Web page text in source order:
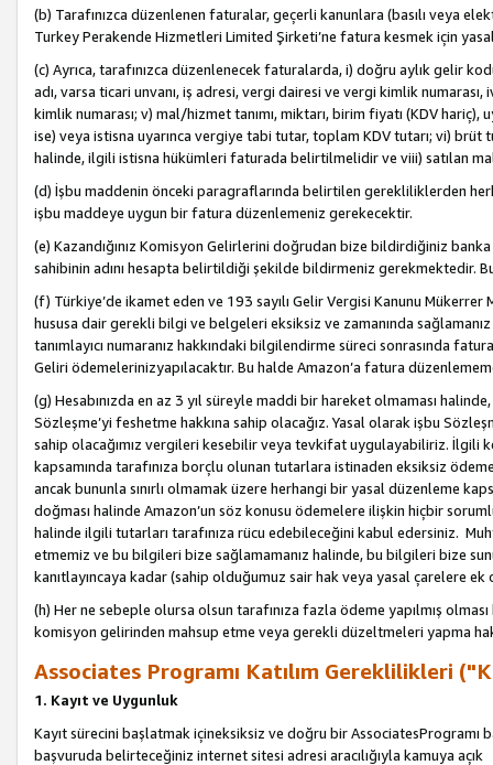
(b) Tarafınızca düzenlenen faturalar, geçerli kanunlara (basılı veya
Turkey Perakende Hizmetleri Limited Şirketi’ne fatura kesmek için
(c) Ayrıca, tarafınızca düzenlenecek faturalarda, i) doğru aylık gelir
adı, varsa ticari unvanı, iş adresi, vergi dairesi ve vergi kimlik
kimlik numarası; v) mal/hizmet tanımı, miktarı, birim fiyatı (KDV
ise) veya istisna uyarınca vergiye tabi tutar, toplam KDV tutarı; vi) brüt
halinde, ilgili istisna hükümleri faturada belirtilmelidir ve viii) satılan
(d) İşbu maddenin önceki paragraflarında belirtilen gerekliliklerden
işbu maddeye uygun bir fatura düzenlemeniz gerekecektir.
(e) Kazandığınız Komisyon Gelirlerini doğrudan bize bildirdiğiniz banka
sahibinin adını hesapta belirtildiği şekilde bildirmeniz gerekmektedir.
(f) Türkiye’de ikamet eden ve 193 sayılı Gelir Vergisi Kanunu
hususa dair gerekli bilgi ve belgeleri eksiksiz ve zamanında
tanımlayıcı numaranız hakkındaki bilgilendirme süreci sonrasında
Geliri ödemelerinizyapılacaktır. Bu halde Amazon’a fatura
(g) Hesabınızda en az 3 yıl süreyle maddi bir hareket olmaması
Sözleşme’yi feshetme hakkına sahip olacağız. Yasal olarak işbu
sahip olacağımız vergileri kesebilir veya tevkifat uygulayabiliriz. İlgili
kapsamında tarafınıza borçlu olunan tutarlara istinaden eksiksiz
ancak bununla sınırlı olmamak üzere herhangi bir yasal düzenleme
doğması halinde Amazon’un söz konusu ödemelere ilişkin hiçbir
halinde ilgili tutarları tarafınıza rücu edebileceğini kabul edersiniz.
etmemiz ve bu bilgileri bize sağlamamanız halinde, bu bilgileri bize
kanıtlayıncaya kadar (sahip olduğumuz sair hak veya yasal çarelere
(h) Her ne sebeple olursa olsun tarafınıza fazla ödeme yapılmış
komisyon gelirinden mahsup etme veya gerekli düzeltmeleri yapma
Associates Programı Katılım Gereklilikleri
1. Kayıt ve Uygunluk
Kayıt sürecini başlatmak içineksiksiz ve doğru bir AssociatesProgramı
başvuruda belirteceğiniz internet sitesi adresi aracılığıyla kamuya